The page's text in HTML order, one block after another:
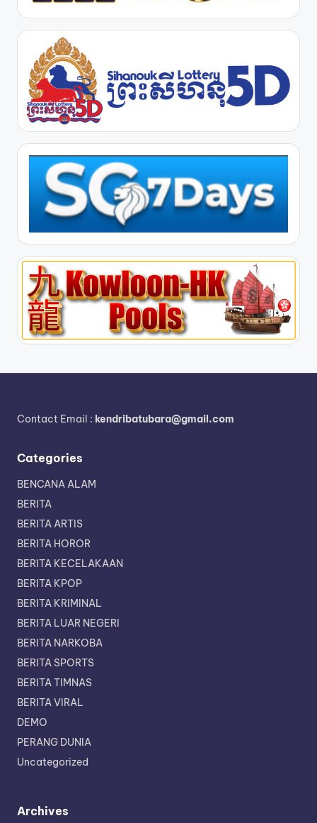
Contact Email : kendribatubara@gmail.com
Categories
BENCANA ALAM
BERITA
BERITA ARTIS
BERITA HOROR
BERITA KECELAKAAN
BERITA KPOP
BERITA KRIMINAL
BERITA LUAR NEGERI
BERITA NARKOBA
BERITA SPORTS
BERITA TIMNAS
BERITA VIRAL
DEMO
PERANG DUNIA
Uncategorized
Archives